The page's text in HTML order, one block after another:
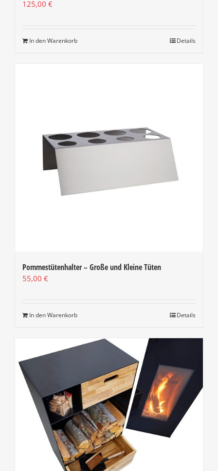
125,00 €
In den Warenkorb Details
Pommestütenhalter – Große und Kleine Tüten
55,00 €
In den Warenkorb Details